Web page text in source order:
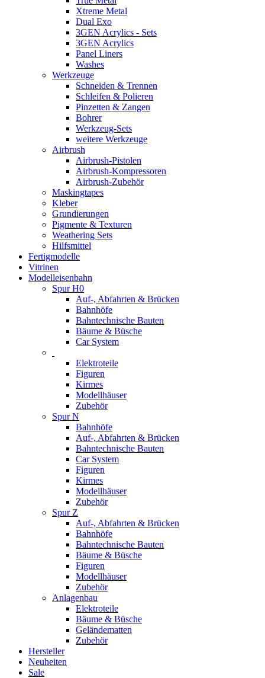
Xtreme Metal
Dual Exo
3GEN Acrylics - Sets
3GEN Acrylics
Panel Liners
Washes
Werkzeuge
Schneiden & Trennen
Schleifen & Polieren
Pinzetten & Zangen
Bohrer
Werkzeug-Sets
weitere Werkzeuge
Airbrush
Airbrush-Pistolen
Airbrush-Kompressoren
Airbrush-Zubehör
Maskingtapes
Kleber
Grundierungen
Pigmente & Texturen
Weathering Sets
Hilfsmittel
Fertigmodelle
Vitrinen
Modelleisenbahn
Spur H0
Auf-, Abfahrten & Brücken
Bahnhöfe
Bahntechnische Bauten
Bäume & Büsche
Car System
Elektroteile
Figuren
Kirmes
Modellhäuser
Zubehör
Spur N
Bahnhöfe
Auf-, Abfahrten & Brücken
Bahntechnische Bauten
Car System
Figuren
Kirmes
Modellhäuser
Zubehör
Spur Z
Auf-, Abfahrten & Brücken
Bahnhöfe
Bahntechnische Bauten
Bäume & Büsche
Figuren
Modellhäuser
Zubehör
Anlagenbau
Elektroteile
Bäume & Büsche
Geländematten
Zubehör
Hersteller
Neuheiten
Sale